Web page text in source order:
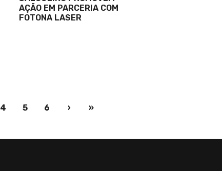
AÇÃO EM PARCERIA COM
FOTONA LASER
4 5 6 › »